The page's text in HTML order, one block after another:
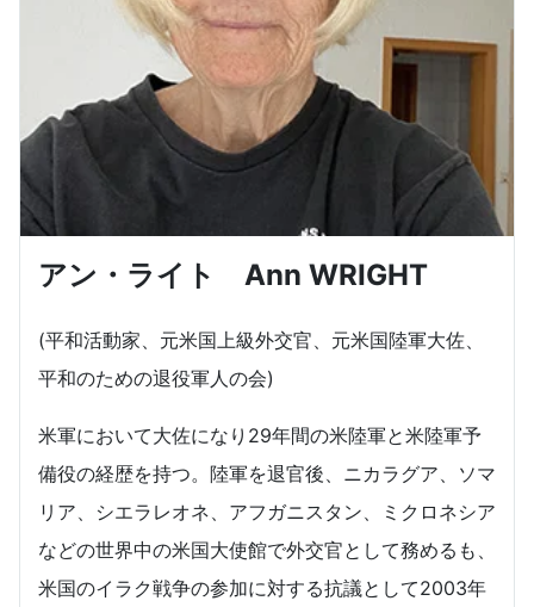
アン・ライト Ann WRIGHT
(平和活動家、元米国上級外交官、元米国陸軍大佐、
平和のための退役軍人の会)
米軍において大佐になり29年間の米陸軍と米陸軍予
備役の経歴を持つ。陸軍を退官後、ニカラグア、ソマ
リア、シエラレオネ、アフガニスタン、ミクロネシア
などの世界中の米国大使館で外交官として務めるも、
米国のイラク戦争の参加に対する抗議として2003年